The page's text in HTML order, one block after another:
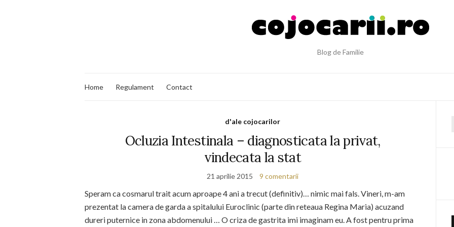
Blog de Familie
Home Regulament Contact
d'ale cojocarilor
Ocluzia Intestinala – diagnosticata la privat,
vindecata la stat
21 aprilie 2015 9 comentarii
Speram ca cosmarul trait acum aproape 4 ani a trecut (definitiv)… nimic mai fals. Vineri, m-am
prezentat la camera de garda a spitalului Euroclinic (parte din reteaua Regina Maria) acuzand
dureri puternice in zona abdomenului … O criza de gastrita imi imaginam eu. A fost pentru prima